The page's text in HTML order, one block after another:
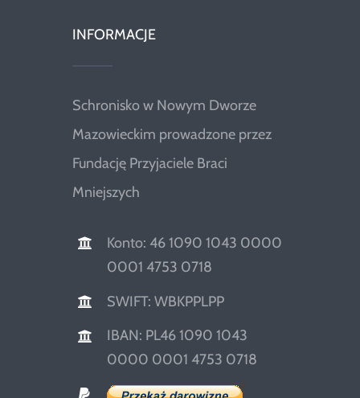
INFORMACJE
Schronisko w Nowym Dworze
Mazowieckim prowadzone przez
Fundację Przyjaciele Braci
Mniejszych
Konto: 46 1090 1043 0000
0001 4753 0718
SWIFT: WBKPPLPP
IBAN: PL46 1090 1043
0000 0001 4753 0718